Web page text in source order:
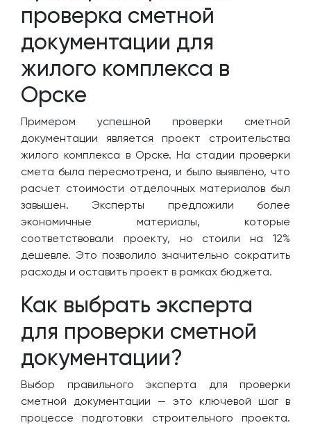
проверка сметной
документации для
жилого комплекса в
Орске
Примером успешной проверки сметной
документации является проект строительства
жилого комплекса в Орске. На стадии проверки
смета была пересмотрена, и было выявлено, что
расчет стоимости отделочных материалов был
завышен. Эксперты предложили более
экономичные материалы, которые
соответствовали проекту, но стоили на 12%
дешевле. Это позволило значительно сократить
расходы и оставить проект в рамках бюджета.
Как выбрать эксперта
для проверки сметной
документации?
Выбор правильного эксперта для проверки
сметной документации — это ключевой шаг в
процессе подготовки строительного проекта.